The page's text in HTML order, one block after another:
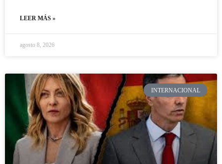
LEER MÁS »
agosto 8, 2026
INTERNACIONAL